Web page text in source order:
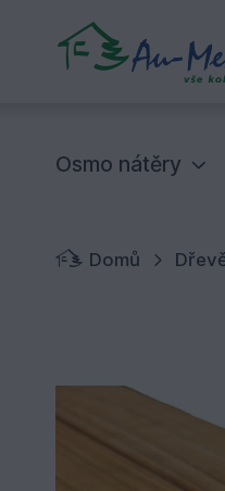
Osmo nátěry
Domů